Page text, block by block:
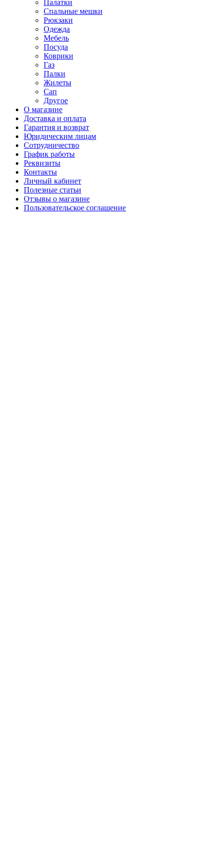
Палатки
Спальные мешки
Рюкзаки
Одежда
Мебель
Посуда
Коврики
Газ
Палки
Жилеты
Сап
Другое
О магазине
Доставка и оплата
Гарантия и возврат
Юридическим лицам
Сотрудничество
График работы
Реквизиты
Контакты
Личный кабинет
Полезные статьи
Отзывы о магазине
Пользовательское соглашение